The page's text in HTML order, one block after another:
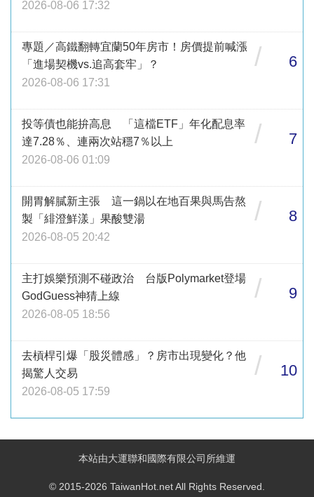
2026-08-06 17:32
專題／高鐵翻轉宜蘭50年房市！房價提前喊漲
「進場契機vs.追高套牢」？
2026-08-06 17:31
/ 6
投等債也能拚高息 「這檔ETF」年化配息率
達7.28％、連兩次站穩7％以上
2026-08-06 01:09
/ 7
開胃解膩新主張 這一鍋以在地百果與馬告熬
製「緋澄鮮漾」果酸雙湯
2026-08-05 20:42
/ 8
主打娛樂預測不碰政治 台版Polymarket登場
GodGuess神猜上線
2026-08-05 18:56
/ 9
去槓桿引爆「股災體感」？房市出現變化？他
揭驚人交易
2026-08-05 17:59
/ 10
本站由大運聯和國際有限公司所維運
© 2015-2026 TaiwanHot.net All Rights Reserved.